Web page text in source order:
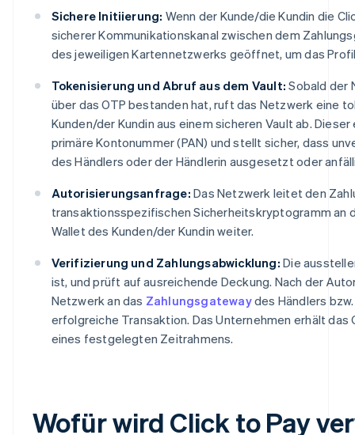
Sichere Initiierung: Wenn der Kunde/die Kundin die
sicherer Kommunikationskanal zwischen dem
des jeweiligen Kartennetzwerks geöffnet, um das
Tokenisierung und Abruf aus dem Vault: Sobald der
über das OTP bestanden hat, ruft das Netzwerk eine
Kunden/der Kundin aus einem sicheren Vault ab.
primäre Kontonummer (PAN) und stellt sicher, dass
des Händlers oder der Händlerin ausgesetzt oder
Autorisierungsanfrage: Das Netzwerk leitet den
transaktionsspezifischen Sicherheitskryptogramm an
Wallet des Kunden/der Kundin weiter.
Verifizierung und Zahlungsabwicklung: Die
ist, und prüft auf ausreichende Deckung. Nach der
Netzwerk an das Zahlungsgatewaydes Händlers
erfolgreiche Transaktion. Das Unternehmen erhält
eines festgelegten Zeitrahmens.
Wofür wird Click to Pay